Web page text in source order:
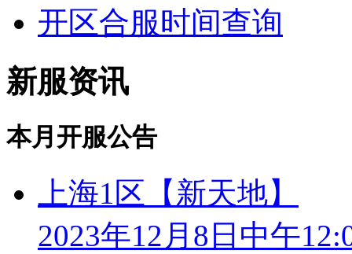
开区合服时间查询
新服资讯
本月开服公告
上海1区【新天地】
2023年12月8日中午